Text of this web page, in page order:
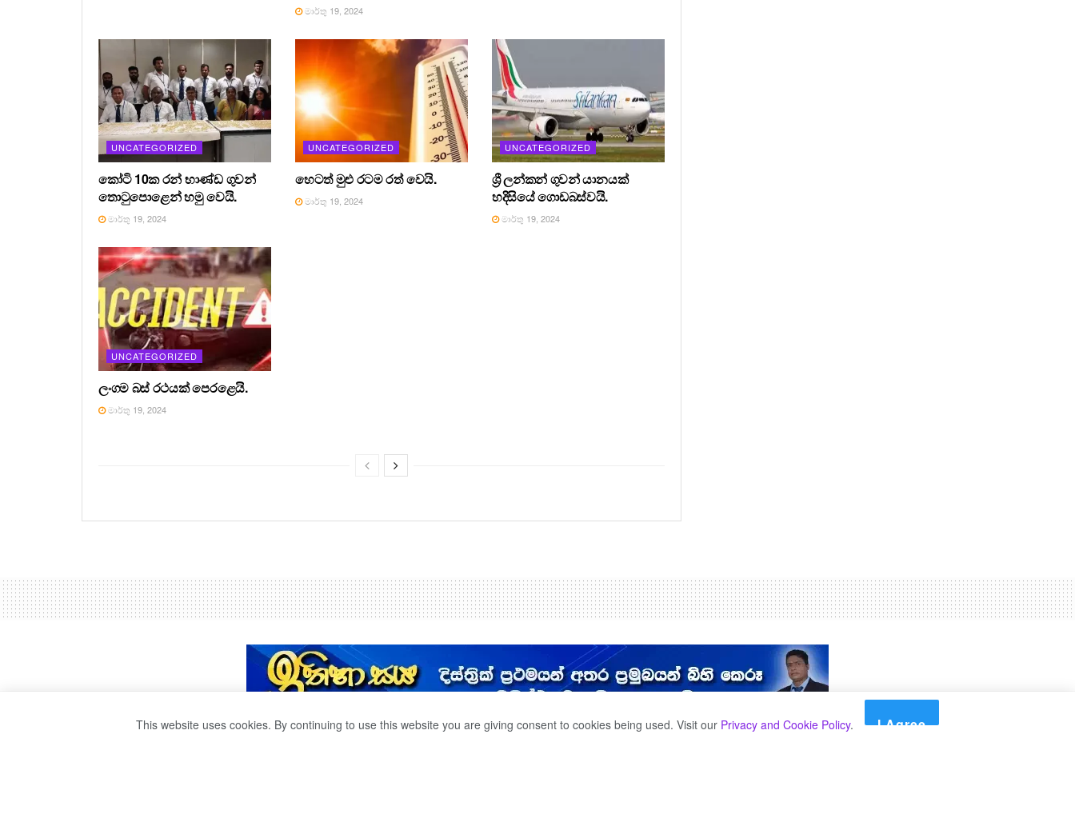
මාර්තු 19, 2024
UNCATEGORIZED
කෝටි 10ක රන් භාණ්ඩ ගුවන්
තොටුපොළෙන් හමු වෙයි.
මාර්තු 19, 2024
UNCATEGORIZED
හෙටත් මුළු රටම රත් වෙයි.
මාර්තු 19, 2024
UNCATEGORIZED
ශ්‍රී ලන්කන් ගුවන් යානයක්
හදිසියේ ගොඩබස්වයි.
මාර්තු 19, 2024
UNCATEGORIZED
ලංගම බස් රථයක් පෙරළෙයි.
මාර්තු 19, 2024
This website uses cookies. By continuing to use this website you are giving consent to cookies being used. Visit our Privacy and Cookie Policy. I Agree